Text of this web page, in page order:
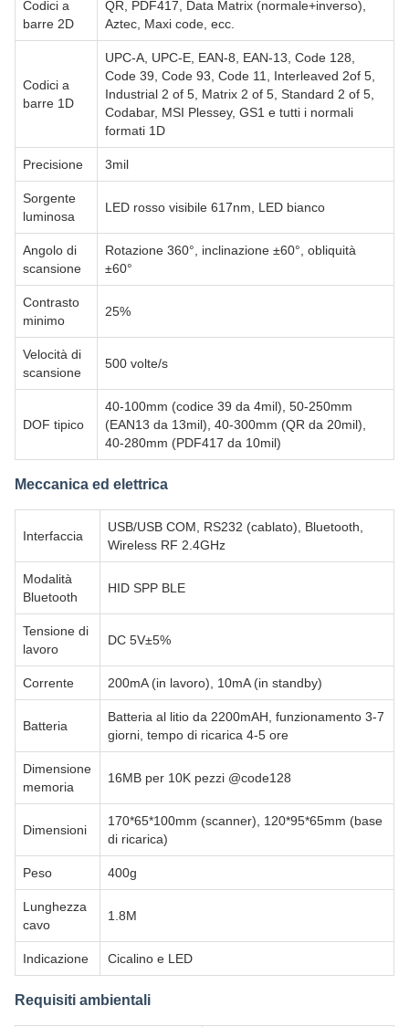
Codici a
barre 2D
QR, PDF417, Data Matrix (normale+inverso),
Aztec, Maxi code, ecc.
Codici a
barre 1D
UPC-A, UPC-E, EAN-8, EAN-13, Code 128,
Code 39, Code 93, Code 11, Interleaved 2of 5,
Industrial 2 of 5, Matrix 2 of 5, Standard 2 of 5,
Codabar, MSI Plessey, GS1 e tutti i normali
formati 1D
Precisione 3mil
Sorgente
luminosa
LED rosso visibile 617nm, LED bianco
Angolo di
scansione
Rotazione 360°, inclinazione ±60°, obliquità
±60°
Contrasto
minimo
25%
Velocità di
scansione
500 volte/s
DOF tipico
40-100mm (codice 39 da 4mil), 50-250mm
(EAN13 da 13mil), 40-300mm (QR da 20mil),
40-280mm (PDF417 da 10mil)
Meccanica ed elettrica
Interfaccia
USB/USB COM, RS232 (cablato), Bluetooth,
Wireless RF 2.4GHz
Modalità
Bluetooth
HID SPP BLE
Tensione di
lavoro
DC 5V±5%
Corrente 200mA (in lavoro), 10mA (in standby)
Batteria
Batteria al litio da 2200mAH, funzionamento 3-7
giorni, tempo di ricarica 4-5 ore
Dimensione
memoria
16MB per 10K pezzi @code128
Dimensioni
170*65*100mm (scanner), 120*95*65mm (base
di ricarica)
Peso 400g
Lunghezza
cavo
1.8M
Indicazione Cicalino e LED
Requisiti ambientali